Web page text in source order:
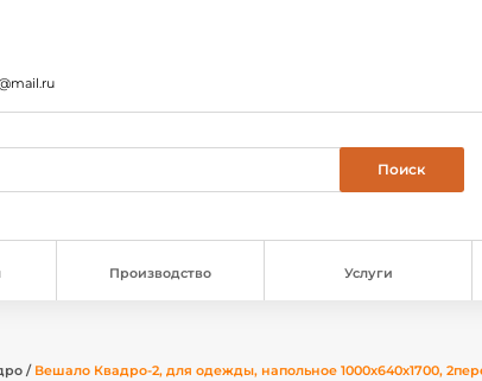
Производство Услуги
/ Вешало Квадро-2, для одежды, напольное 1000х640х1700,